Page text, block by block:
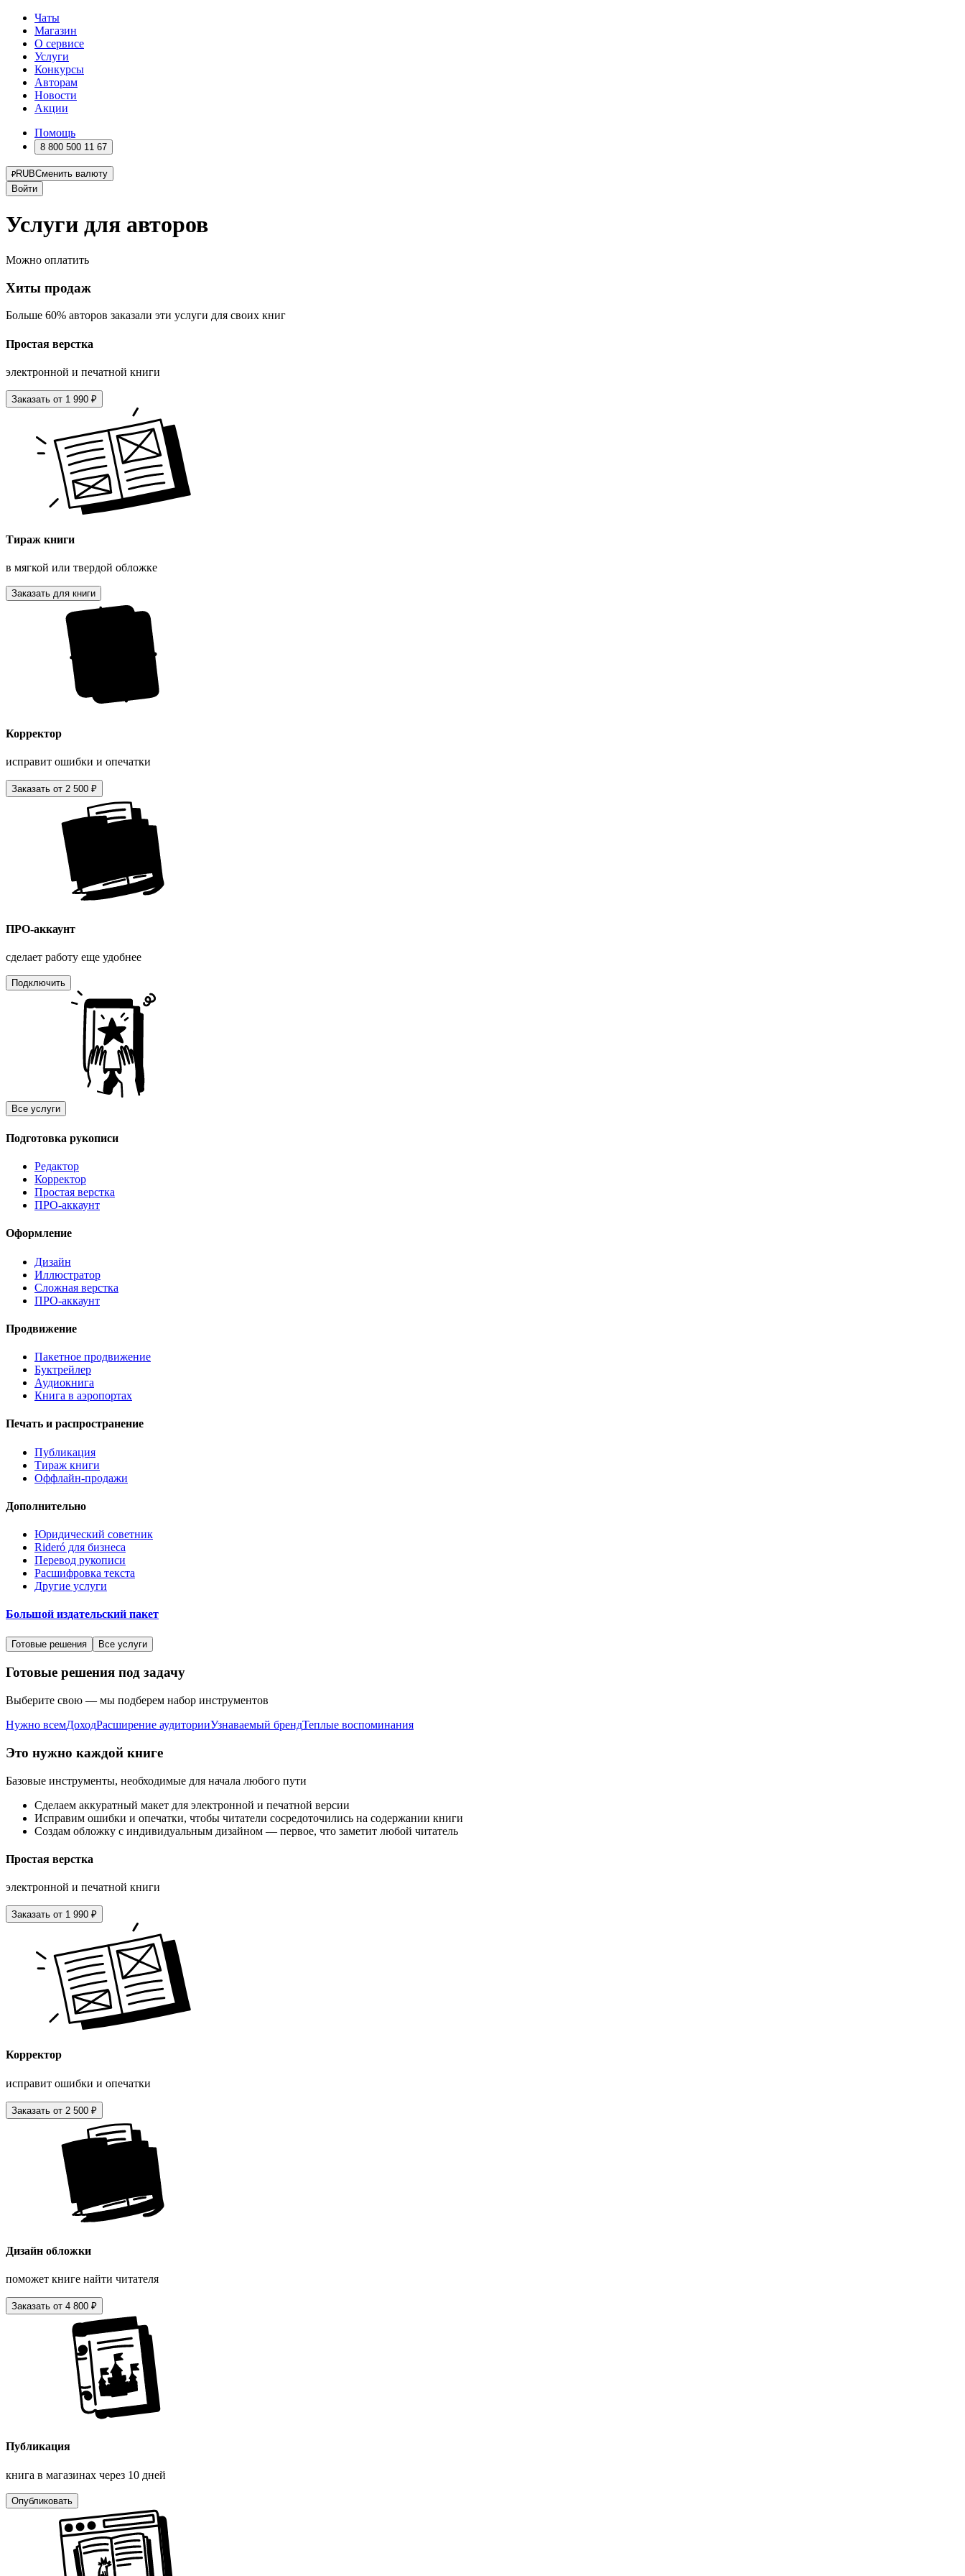
Чаты
Магазин
О сервисе
Услуги
Конкурсы
Авторам
Новости
Акции
Помощь
8 800 500 11 67
RUBСменить валюту
Войти
Услуги для авторов
Можно оплатить
Хиты продаж
Больше 60% авторов заказали эти услуги для своих книг
Простая верстка
электронной и печатной книги
Заказать от 1 990 ₽
Тираж книги
в мягкой или твердой обложке
Заказать для книги
Корректор
исправит ошибки и опечатки
Заказать от 2 500 ₽
ПРО-аккаунт
сделает работу еще удобнее
Подключить
Все услуги
Подготовка рукописи
Редактор
Корректор
Простая верстка
ПРО-аккаунт
Оформление
Дизайн
Иллюстратор
Сложная верстка
ПРО-аккаунт
Продвижение
Пакетное продвижение
Буктрейлер
Аудиокнига
Книга в аэропортах
Печать и распространение
Публикация
Тираж книги
Оффлайн-продажи
Дополнительно
Юридический советник
Rideró для бизнеса
Перевод рукописи
Расшифровка текста
Другие услуги
Большой издательский пакет
Готовые решения Все услуги
Готовые решения под задачу
Выберите свою — мы подберем набор инструментов
Нужно всемДоходРасширение аудиторииУзнаваемый брендТеплые воспоминания
Это нужно каждой книге
Базовые инструменты, необходимые для начала любого пути
Сделаем аккуратный макет для электронной и печатной версии
Исправим ошибки и опечатки, чтобы читатели сосредоточились на содержании книги
Создам обложку с индивидуальным дизайном — первое, что заметит любой читатель
Простая верстка
электронной и печатной книги
Заказать от 1 990 ₽
Корректор
исправит ошибки и опечатки
Заказать от 2 500 ₽
Дизайн обложки
поможет книге найти читателя
Заказать от 4 800 ₽
Публикация
книга в магазинах через 10 дней
Опубликовать